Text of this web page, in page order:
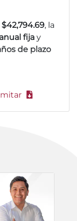
, la
anual fija y
de plazo